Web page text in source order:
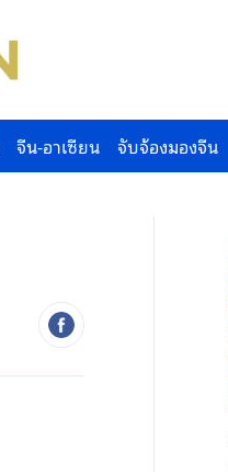
จีน-อาเซียน จับจ้องมองจีน